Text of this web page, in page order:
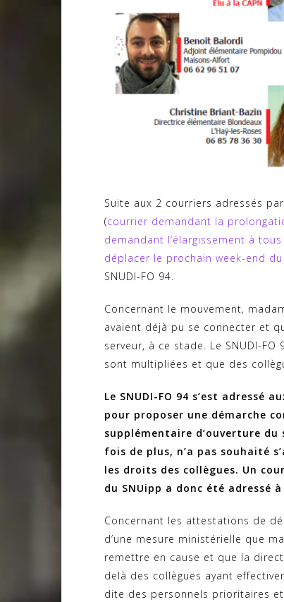
Suite aux 2 courriers adressés
(courrier demandant la
demandant l’élargissement à
déplacer le prochain week-end
SNUDI-FO 94.
Concernant le mouvement,
avaient déjà pu se connecter et
serveur, à ce stade. Le SNUDI-
sont multipliées et que des
Le SNUDI-FO 94 s’est adressé
pour proposer une démarche
supplémentaire d’ouverture du
fois de plus, n’a pas souhaité
les droits des collègues. Un
du SNUipp a donc été adressé
Concernant les attestations de
d’une mesure ministérielle que
remettre en cause et que la
delà des collègues ayant
dite des personnels prioritaires